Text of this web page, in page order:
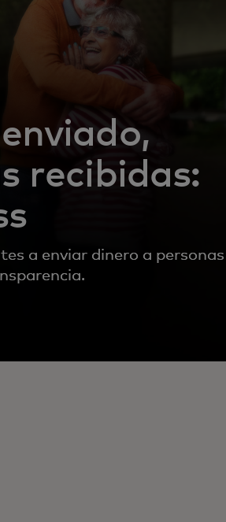
recibidas:
a enviar dinero a personas